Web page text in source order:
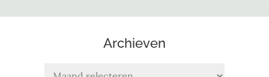
Archieven
Archieven